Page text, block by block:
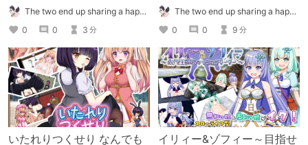
The two end up sharing a happy kiss【二人は幸せな接吻をして終了】
0
0 3 分
The two end up sharing a happy kiss【二人は幸せな接吻をして終了】
0
0 9 分
いたれりつくせり なんでも
イリィー&ゾフィー～目指せ